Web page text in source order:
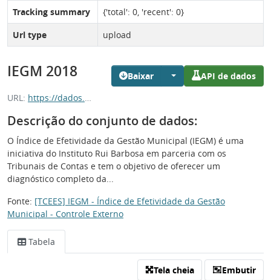
Baixar API de dados
IEGM 2018
URL: https://dados.es.gov.br/dataset/829f4f96-36af-42e6-97f8-cd32ab43df36/resource/09ddac85-b041-4701-b80b-1b86433f7a70/download/iegm-2018.csv
Descrição do conjunto de dados:
O Índice de Efetividade da Gestão Municipal (IEGM) é uma
iniciativa do Instituto Rui Barbosa em parceria com os
Tribunais de Contas e tem o objetivo de oferecer um
diagnóstico completo da...
Fonte: [TCEES] IEGM - Índice de Efetividade da Gestão
Municipal - Controle Externo
Tabela
Tela cheia Embutir
Tracking summary
{'total': 0, 'recent': 0}
Url type
upload